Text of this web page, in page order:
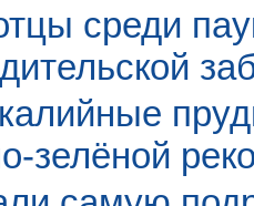
среди
зелёной